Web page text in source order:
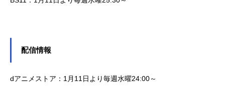
配信情報
dアニメストア：1月11日より毎週水曜24:00～